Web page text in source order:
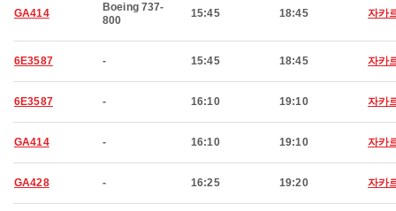
GA414
Boeing 737-
800
15:45 18:45 자카
6E3587 - 15:45 18:45 자카
6E3587 - 16:10 19:10 자카
GA414 - 16:10 19:10 자카
GA428 - 16:25 19:20 자카